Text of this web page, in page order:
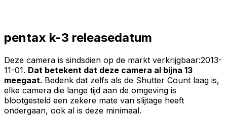
pentax k-3 releasedatum
Deze camera is sindsdien op de markt verkrijgbaar:2013-
11-01. Dat betekent dat deze camera al bijna 13
meegaat. Bedenk dat zelfs als de Shutter Count laag is,
elke camera die lange tijd aan de omgeving is
blootgesteld een zekere mate van slijtage heeft
ondergaan, ook al is deze minimaal.